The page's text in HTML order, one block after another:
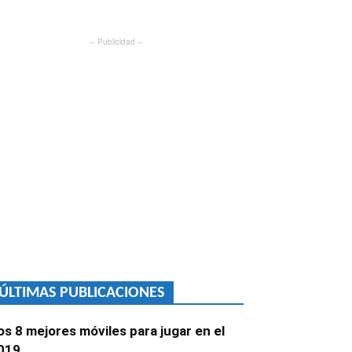
– Publicidad –
PUBLICACIONES
8 mejores móviles para jugar en el